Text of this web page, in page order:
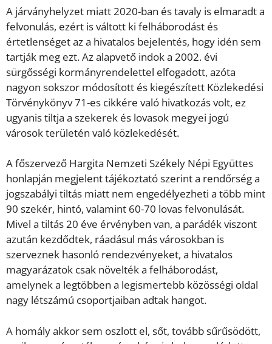
A járványhelyzet miatt 2020-ban és tavaly is elmaradt a
felvonulás, ezért is váltott ki felháborodást és
értetlenséget az a hivatalos bejelentés, hogy idén sem
tartják meg ezt. Az alapvető indok a 2002. évi
sürgősségi kormányrendelettel elfogadott, azóta
nagyon sokszor módosított és kiegészített Közlekedési
Törvénykönyv 71-es cikkére való hivatkozás volt, ez
ugyanis tiltja a szekerek és lovasok megyei jogú
városok területén való közlekedését.
A főszervező Hargita Nemzeti Székely Népi Együttes
honlapján megjelent tájékoztató szerint a rendőrség a
jogszabályi tiltás miatt nem engedélyezheti a több mint
90 szekér, hintó, valamint 60-70 lovas felvonulását.
Mivel a tiltás 20 éve érvényben van, a parádék viszont
azután kezdődtek, ráadásul más városokban is
szerveznek hasonló rendezvényeket, a hivatalos
magyarázatok csak növelték a felháborodást,
amelynek a legtöbben a legismertebb közösségi oldal
nagy létszámú csoportjaiban adtak hangot.
A homály akkor sem oszlott el, sőt, tovább sűrűsödött,